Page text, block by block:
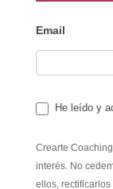
Email
He leído y
Crearte
interés. No
ellos,